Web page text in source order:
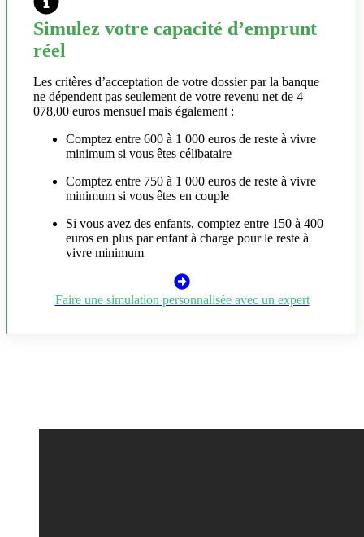
Simulez votre capacité d’emprunt
réel
Les critères d’acceptation de votre dossier par la banque
ne dépendent pas seulement de votre revenu net de 4
078,00 euros mensuel mais également :
Comptez entre 600 à 1 000 euros de reste à vivre
minimum si vous êtes célibataire
Comptez entre 750 à 1 000 euros de reste à vivre
minimum si vous êtes en couple
Si vous avez des enfants, comptez entre 150 à 400
euros en plus par enfant à charge pour le reste à
vivre minimum
Faire une simulation personnalisée avec un expert